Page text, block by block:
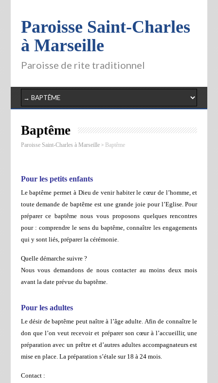
Paroisse Saint-Charles
à Marseille
Paroisse de rite traditionnel
Baptême
Paroisse Saint-Charles à Marseille> Baptême
Pour les petits enfants
Le baptême permet à Dieu de venir habiter le cœur de l’homme, et
toute demande de baptême est une grande joie pour l’Eglise. Pour
préparer ce baptême nous vous proposons quelques rencontres
pour : comprendre le sens du baptême, connaître les engagements
qui y sont liés, préparer la cérémonie.
Quelle démarche suivre ?
Nous vous demandons de nous contacter au moins deux mois
avant la date prévue du baptême.
Pour les adultes
Le désir de baptême peut naître à l’âge adulte. Afin de connaître le
don que l’on veut recevoir et préparer son cœur à l’accueillir, une
préparation avec un prêtre et d’autres adultes accompagnateurs est
mise en place. La préparation s’étale sur 18 à 24 mois.
Contact :